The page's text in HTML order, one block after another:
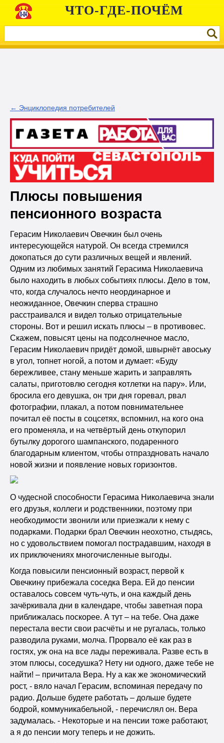
ЧТО-ГДЕ-ПОЧЁМ
← Энциклопедия потребителей
Плюсы повышения
пенсионного возраста
Герасим Николаевич Овечкин был очень
интересующейся натурой. Он всегда стремился
докопаться до сути различных вещей и явлений.
Одним из любимых занятий Герасима Николаевича
было находить в любых событиях плюсы. Дело в том,
что, когда случалось нечто неординарное и
неожиданное, Овечкин сперва страшно
расстраивался и видел только отрицательные
стороны. Вот и решил искать плюсы – в противовес.
Скажем, повысят цены на подсолнечное масло,
Герасим Николаевич придёт домой, швырнёт авоську
в угол, топнет ногой, а потом и думает: «Буду
бережливее, стану меньше жарить и заправлять
салаты, приготовлю сегодня котлетки на пару». Или,
бросила его девушка, он три дня горевал, рвал
фотографии, плакал, а потом повнимательнее
почитал её посты в соцсетях, вспомнил, на кого она
его променяла, и на четвёртый день откупорил
бутылку дорогого шампанского, подаренного
благодарным клиентом, чтобы отпраздновать начало
новой жизни и появление новых горизонтов.
О чудесной способности Герасима Николаевича знали
его друзья, коллеги и родственники, поэтому при
необходимости звонили или приезжали к нему с
подарками. Подарки брал Овечкин неохотно, стыдясь,
но с удовольствием помогал пострадавшим, находя в
их приключениях многочисленные выгоды.
Когда повысили пенсионный возраст, первой к
Овечкину прибежала соседка Вера. Ей до пенсии
оставалось совсем чуть-чуть, и она каждый день
зачёркивала дни в календаре, чтобы заветная пора
приближалась поскорее. А тут – на тебе. Она даже
перестала вести свои расчёты и не ругалась, только
разводила руками, молча. Прорвало её как раз в
гостях, уж она на все лады переживала. Разве есть в
этом плюсы, соседушка? Нету ни одного, даже тебе не
найти! – причитала Вера. Ну а как же экономический
рост, - вяло начал Герасим, вспоминая передачу по
радио. Дольше будете работать – дольше будете
бодрой, коммуникабельной, - перечислял он. Вера
задумалась. - Некоторые и на пенсии тоже работают,
а я до пенсии могу теперь и не дожить.